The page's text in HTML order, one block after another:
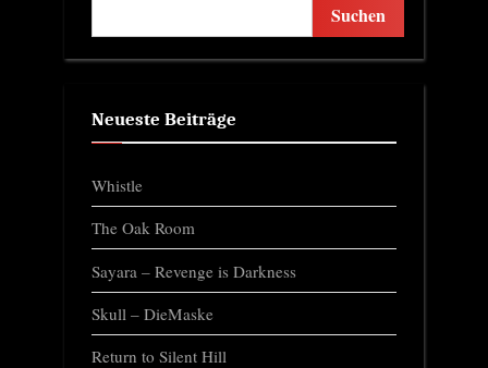
Suchen
Neueste Beiträge
Whistle
The Oak Room
Sayara – Revenge is Darkness
Skull – DieMaske
Return to Silent Hill